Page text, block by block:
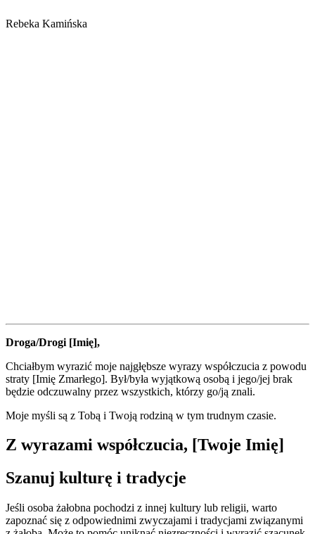
Rebeka Kamińska
Droga/Drogi [Imię],
Chciałbym wyrazić moje najgłębsze wyrazy współczucia z powodu
straty [Imię Zmarłego]. Był/była wyjątkową osobą i jego/jej brak
będzie odczuwalny przez wszystkich, którzy go/ją znali.
Moje myśli są z Tobą i Twoją rodziną w tym trudnym czasie.
Z wyrazami współczucia, [Twoje Imię]
Szanuj kulturę i tradycje
Jeśli osoba żałobna pochodzi z innej kultury lub religii, warto
zapoznać się z odpowiednimi zwyczajami i tradycjami związanymi